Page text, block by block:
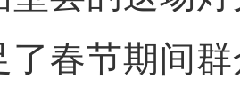
了春节期间